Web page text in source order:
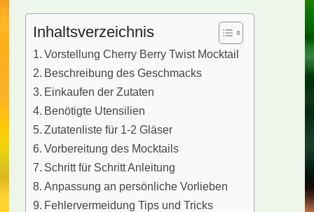
Inhaltsverzeichnis
Vorstellung Cherry Berry Twist Mocktail
Beschreibung des Geschmacks
Einkaufen der Zutaten
Benötigte Utensilien
Zutatenliste für 1-2 Gläser
Vorbereitung des Mocktails
Schritt für Schritt Anleitung
Anpassung an persönliche Vorlieben
Fehlervermeidung Tips und Tricks